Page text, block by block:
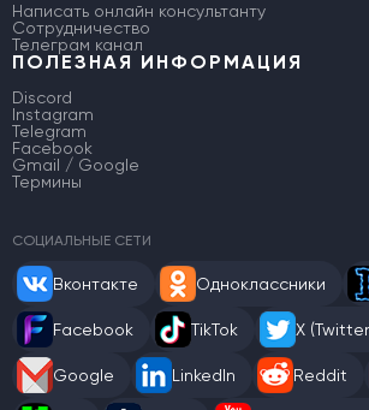
Написать онлайн консультанту
Сотрудничество
Телеграм канал
ПОЛЕЗНАЯ ИНФОРМАЦИЯ
Discord
Instagram
Telegram
Facebook
Gmail / Google
Термины
СОЦИАЛЬНЫЕ СЕТИ
Вконтакте Одноклассники
Facebook TikTok X
Google LinkedIn Reddit